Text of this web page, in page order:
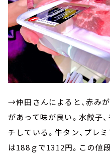
→仲田さんによると、赤み
があって味が良い。水餃子
チしている。牛タン、プレ
は188ｇで1312円。この値